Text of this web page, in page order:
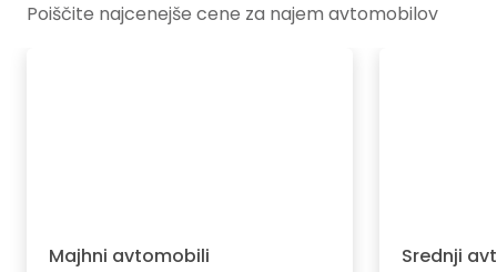
Poiščite najcenejše cene za najem avtomobilov
Majhni avtomobili Srednji